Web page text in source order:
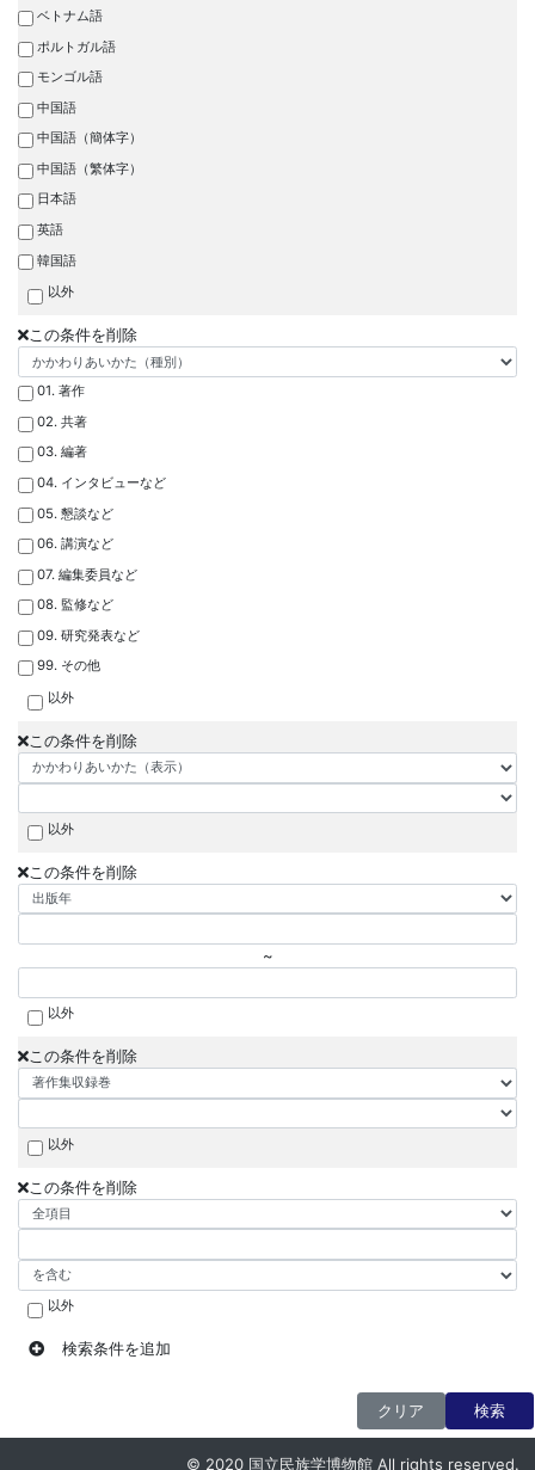
ベトナム語
ポルトガル語
モンゴル語
中国語
中国語（簡体字）
中国語（繁体字）
日本語
英語
韓国語
以外
この条件を削除
01. 著作
02. 共著
03. 編著
04. インタビューなど
05. 懇談など
06. 講演など
07. 編集委員など
08. 監修など
09. 研究発表など
99. その他
以外
この条件を削除
以外
この条件を削除
~
以外
この条件を削除
以外
この条件を削除
以外
検索条件を追加
クリア 検索
© 2020 国立民族学博物館 All rights reserved.